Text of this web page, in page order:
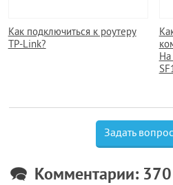
Как подключиться к роутеру
TP-Link?
Задать
Комментарии: 370